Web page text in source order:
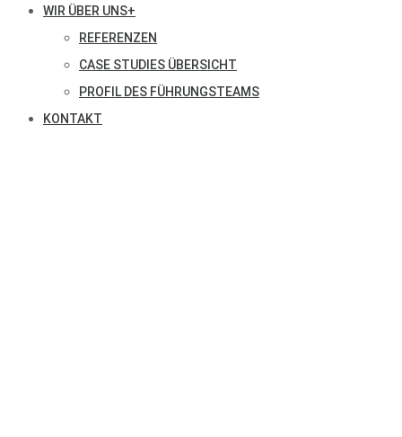
WIR ÜBER UNS+
REFERENZEN
CASE STUDIES ÜBERSICHT
PROFIL DES FÜHRUNGSTEAMS
KONTAKT